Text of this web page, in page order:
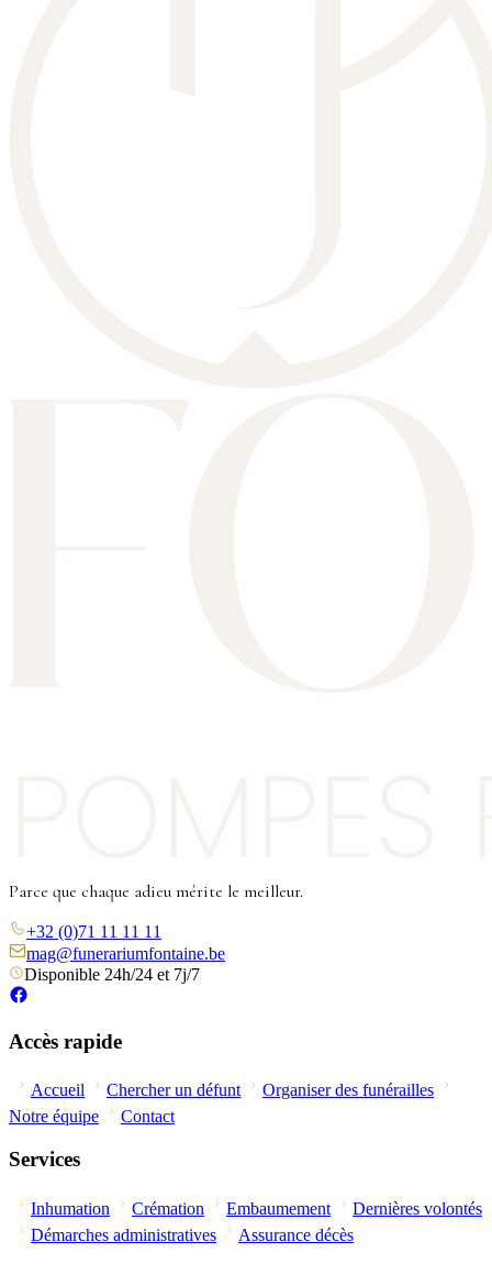
Parce que chaque adieu mérite le meilleur.
+32 (0)71 11 11 11
mag@funerariumfontaine.be
Disponible 24h/24 et 7j/7
Accès rapide
Accueil Chercher un défunt
Organiser des funérailles
Notre équipe
Contact
Services
Inhumation Crémation Embaumement
Dernières volontés
Démarches administratives
Assurance décès